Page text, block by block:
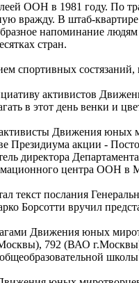
ООН в 1981 году. По
вражду. В штаб-
напоминание
стран.
спортивных
активистов
в этот день венки
Движения юных
Президиума акции -
директора
центра ООН
текст послания
Борсотти вручил
Движения юных
792 (ВАО